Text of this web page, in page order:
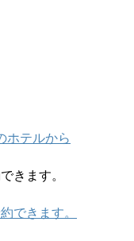
ホテルから
きます。
できます。